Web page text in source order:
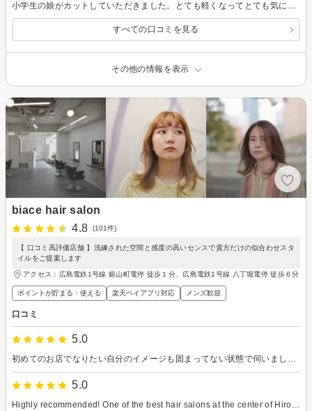
小学生の娘がカットしていただきました。とても軽くなってとても気に入ったようで喜んでいます。ありがとうございました。
すべての口コミを見る
その他の情報を表示
biace hair salon
4.8
(101件)
【 口コミ高評価店舗 】洗練された空間と感度の高いセンスで貴方だけの似合わせスタ
イルをご提案します
アクセス：広島電鉄1号線 銀山町電停 徒歩１分、広島電鉄1号線 八丁堀電停 徒歩６分
ポイントが貯まる・使える 楽天ペイアプリ対応 メンズ歓迎
口コミ
5.0
初めてのお店でなりたい自分のイメージも固まってない状態で伺いましたが落ち着いた雰囲気でいろいろ聞いてくださってイメージをひきだしてくださいました。最初から最後まで痛いや痒いもなくシャンプーも含めて優しく丁寧で気持ちいい施術でした。皆さんお人柄も柔らかくて落ち着ける雰囲気のお店で、ぜひまた行きたいと思います。閉店間際になってしまい、申し訳なかったですが丁寧にご対応くださいまして、ありがとうございました。
5.0
Highly recommended! One of the best hair salons at the center of Hiroshima.